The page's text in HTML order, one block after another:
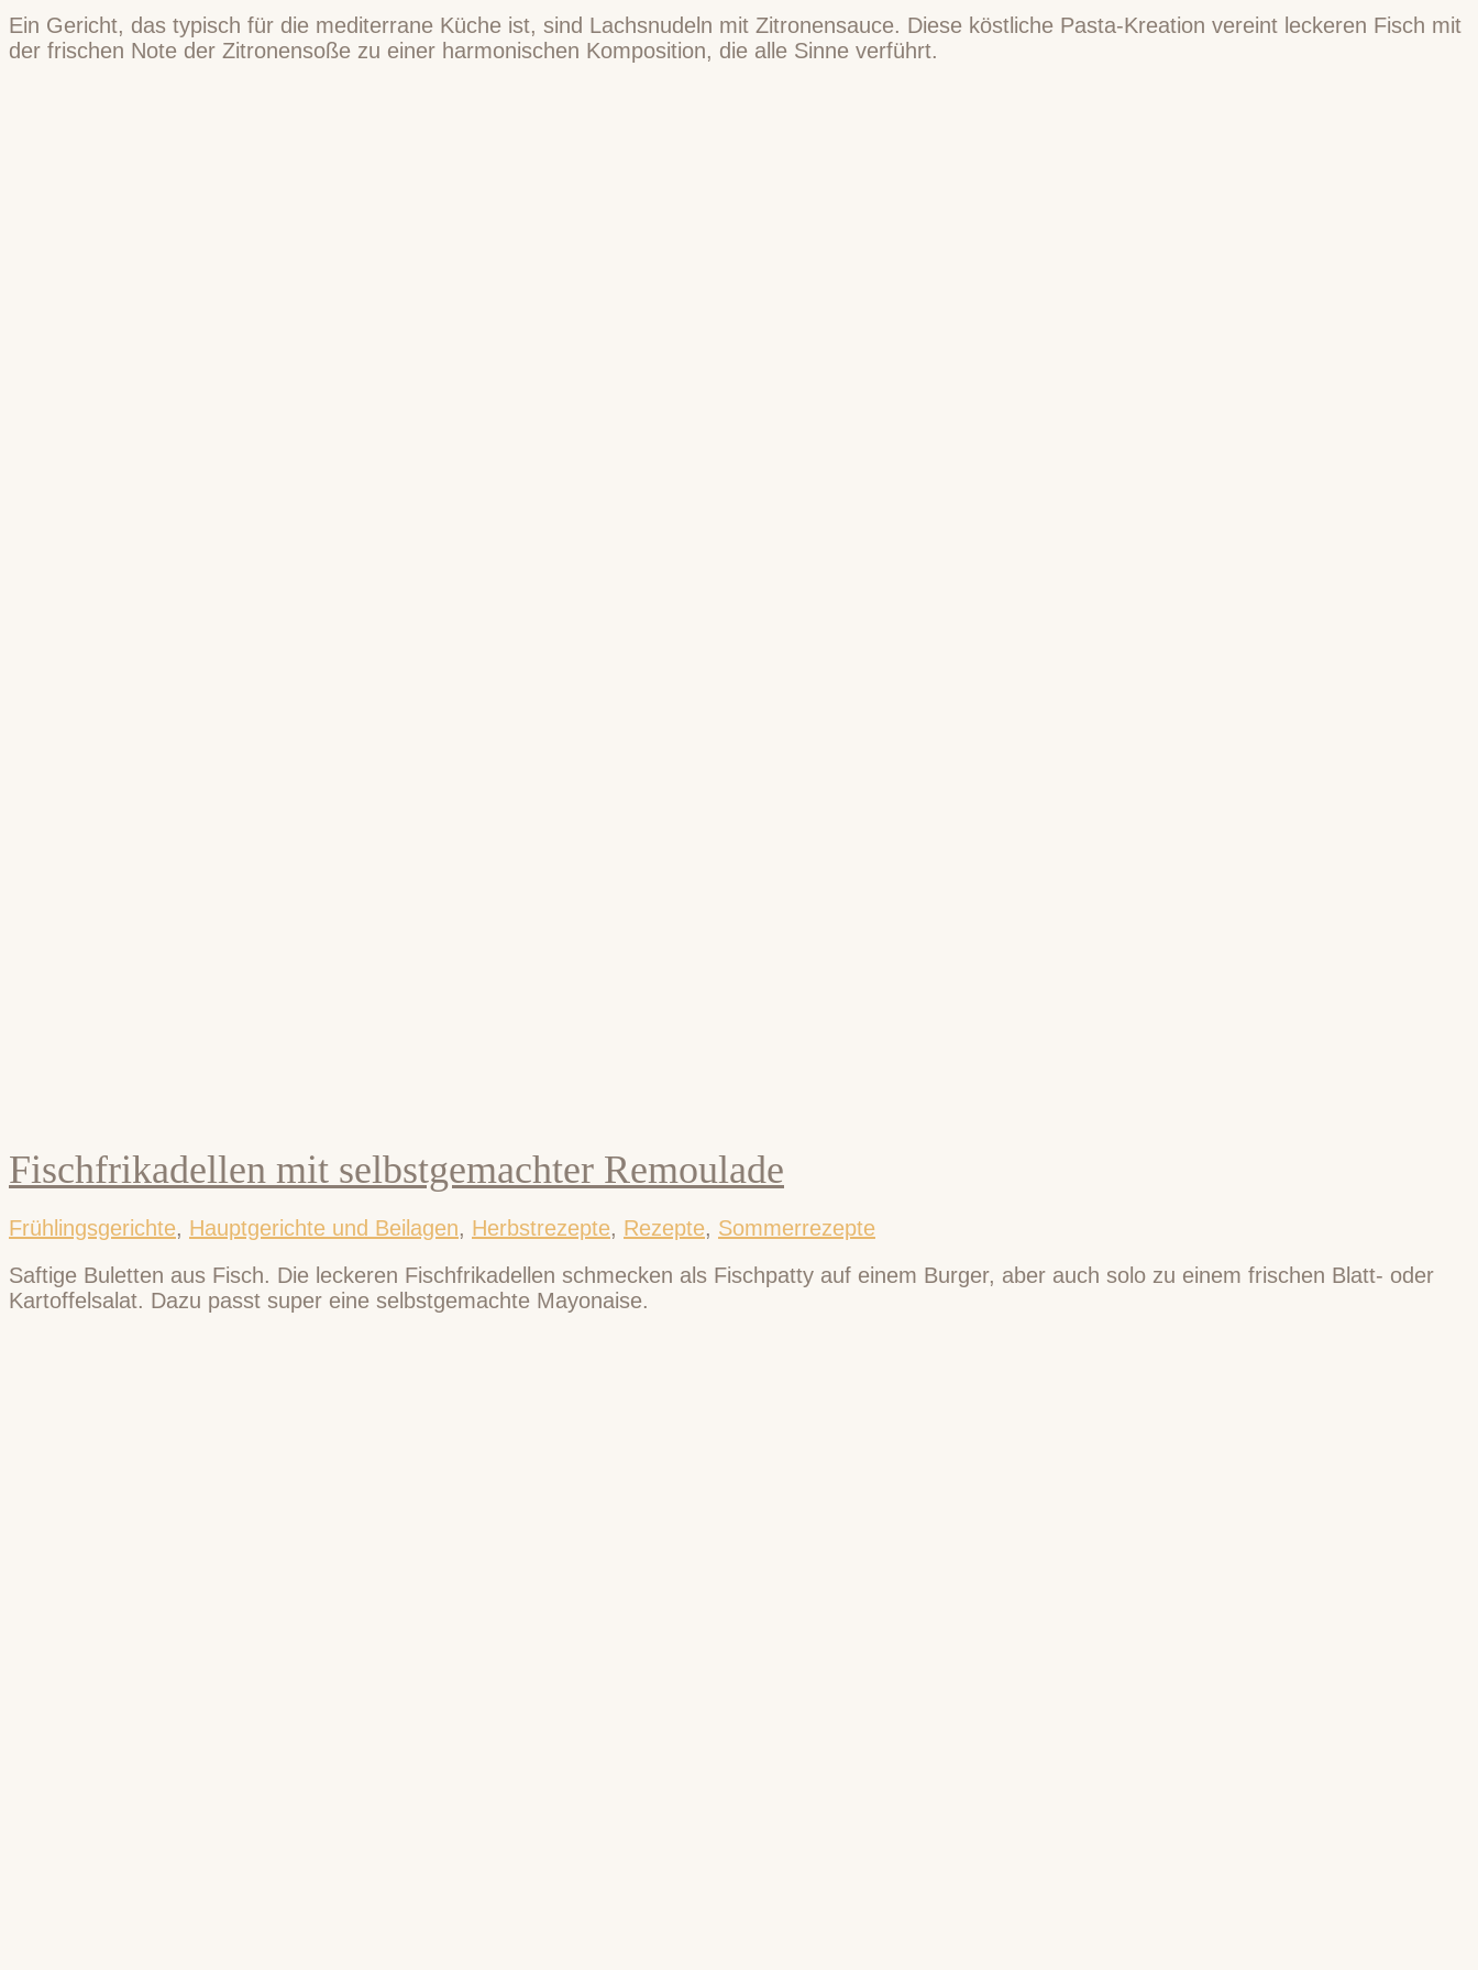
Ein Gericht, das typisch für die mediterrane Küche ist, sind Lachsnudeln mit Zitronensauce. Diese köstliche Pasta-Kreation vereint leckeren Fisch mit
der frischen Note der Zitronensoße zu einer harmonischen Komposition, die alle Sinne verführt.
Fischfrikadellen mit selbstgemachter Remoulade
Frühlingsgerichte, Hauptgerichte und Beilagen, Herbstrezepte, Rezepte, Sommerrezepte
Saftige Buletten aus Fisch. Die leckeren Fischfrikadellen schmecken als Fischpatty auf einem Burger, aber auch solo zu einem frischen Blatt- oder
Kartoffelsalat. Dazu passt super eine selbstgemachte Mayonaise.